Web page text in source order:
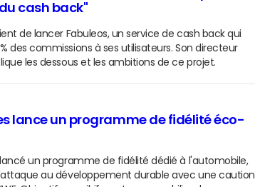
cash back"
de lancer Fabuleos, un service de cash back qui
des commissions à ses utilisateurs. Son directeur
les dessous et les ambitions de ce projet.
lance un programme de fidélité éco-
un programme de fidélité dédié à l'automobile,
au développement durable avec une caution